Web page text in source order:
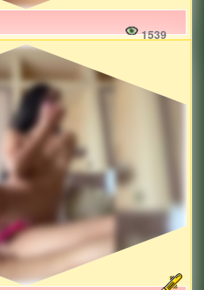
1539